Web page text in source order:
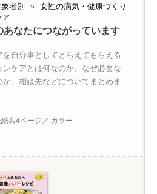
者別 » 女性の病気・健康づくり
ア
あなたにつながっています
自分事としてとらえてもらえる
ケアとは何なのか、なぜ必要な
、相談先などについてまとめま
共4ページ／ カラー